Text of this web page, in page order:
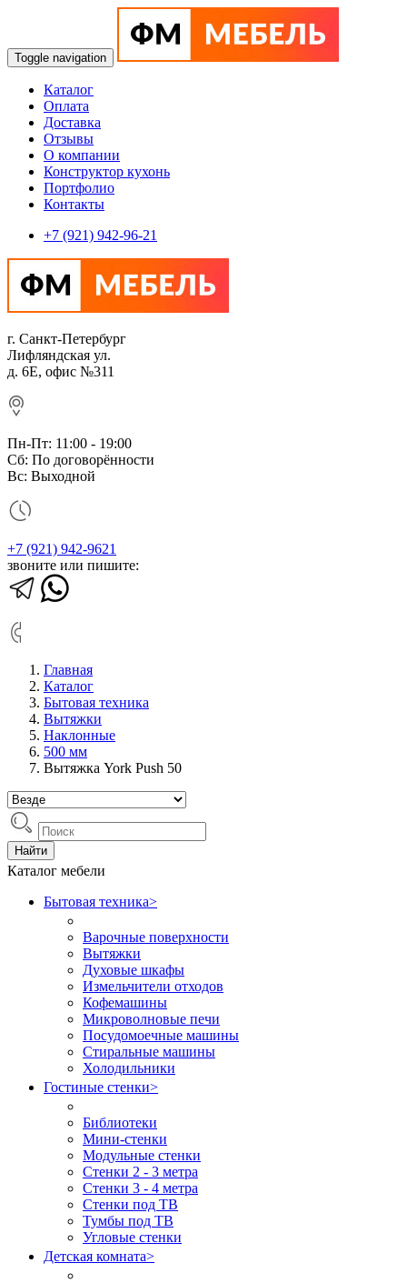
Toggle navigation
Каталог
Оплата
Доставка
Отзывы
О компании
Конструктор кухонь
Портфолио
Контакты
+7 (921) 942-96-21
г. Санкт-Петербург
Лифляндская ул.
д. 6Е, офис №311
Пн-Пт: 11:00 - 19:00
Сб: По договорённости
Вс: Выходной
+7 (921) 942-9621
звоните или пишите:
Главная
Каталог
Бытовая техника
Вытяжки
Наклонные
500 мм
Вытяжка York Push 50
Найти
Каталог мебели
Бытовая техника>
Варочные поверхности
Вытяжки
Духовые шкафы
Измельчители отходов
Кофемашины
Микроволновые печи
Посудомоечные машины
Стиральные машины
Холодильники
Гостиные стенки>
Библиотеки
Мини-стенки
Модульные стенки
Стенки 2 - 3 метра
Стенки 3 - 4 метра
Стенки под ТВ
Тумбы под ТВ
Угловые стенки
Детская комната>